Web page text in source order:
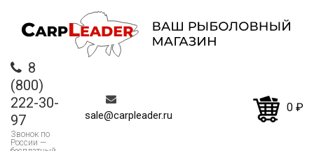
8
(800)
222-30-
97
Звонок по
России —
sale@carpleader.ru
0 ₽